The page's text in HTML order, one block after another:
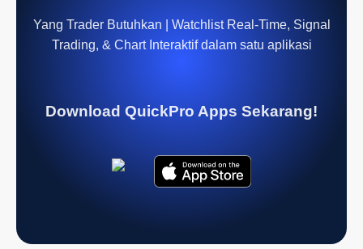
Yang Trader Butuhkan | Watchlist Real-Time, Signal
Trading, & Chart Interaktif dalam satu aplikasi
Download QuickPro Apps Sekarang!